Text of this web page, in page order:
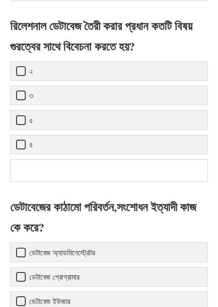
রিলেশনাল ডেটাবেজ তৈরী করার প্রধান কতটি বিষয়
গুরত্বের সাথে বিবেচনা করতে হয়?
২
৩
৫
৪
ডেটাবেজের কাঠামো পরিবর্তন,সংশোধন ইত্যাদী কাজ
কে করে?
ডেটাবেজ অ্যাডমিনেস্ট্রেটর
ডেটাবেজ প্রোগ্রামার
ডেটাবেজ ইউজার